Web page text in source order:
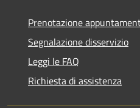
Prenotazione
Segnalazione disservizio
Leggi le FAQ
Richiesta di assistenza